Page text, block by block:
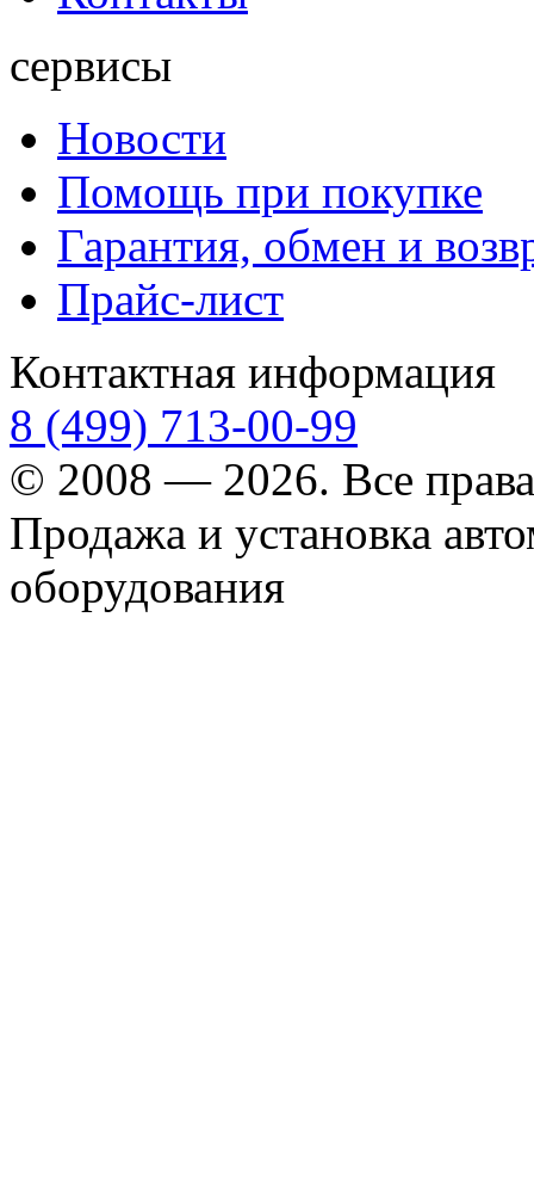
сервисы
Новости
Помощь при покупке
Гарантия, обмен и
Прайс-лист
Контактная информация
8 (499) 713-00-99
© 2008 — 2026. Все
Продажа и установка
оборудования